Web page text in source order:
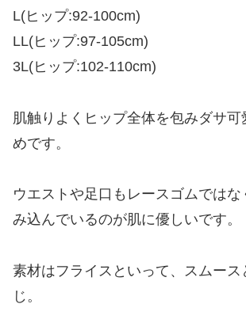
L(ヒップ:92-100cm)
LL(ヒップ:97-105cm)
3L(ヒップ:102-110cm)
肌触りよくヒップ全体を包みダサ
めです。
ウエストや足口もレースゴムでは
み込んでいるのが肌に優しいです。
素材はフライスといって、スムー
じ。